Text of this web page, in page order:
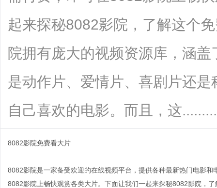
起来探秘8082影院，了解这个
院拥有庞大的视频资源库，涵
是动作片、爱情片、喜剧片还
自己喜欢的电影。而且，这.........
8082影院免费看大片
8082影院是一家备受欢迎的在线视频平台，提供各种最新热门电影
8082影院上畅快观赏各类大片。下面让我们一起来探秘8082影院，